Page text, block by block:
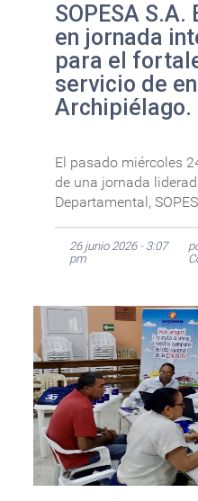
SOPESA
en jornada
para el
servicio de
Archipiélago.
El pasado miércoles
de una jornada
Departamental,
26 junio 2026 - 3:07
pm